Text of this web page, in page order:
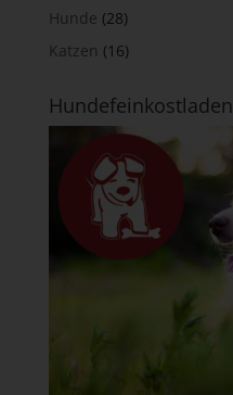
Hunde (28)
Katzen (16)
Hundefeinkostladen